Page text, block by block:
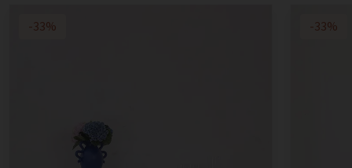
-33% -33%